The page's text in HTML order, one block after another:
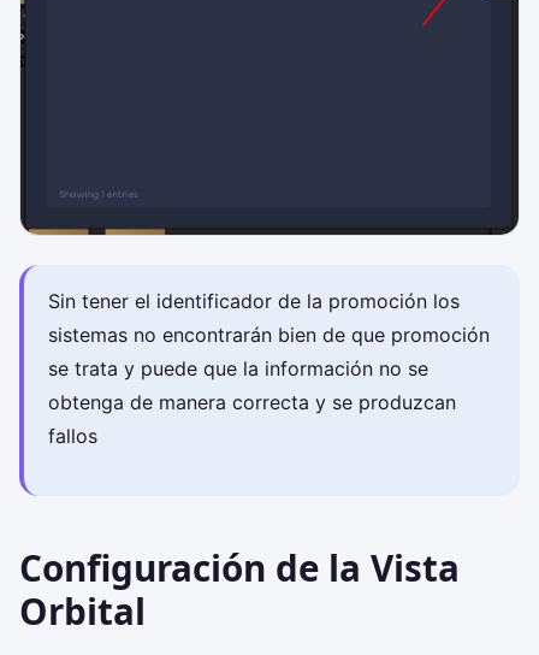
Sin tener el identificador de la promoción los
sistemas no encontrarán bien de que promoción
se trata y puede que la información no se
obtenga de manera correcta y se produzcan
fallos
Configuración de la Vista
Orbital